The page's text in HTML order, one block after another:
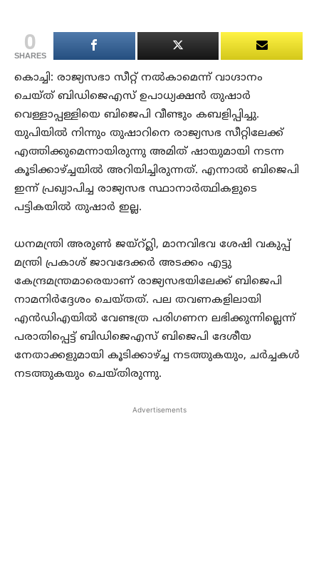
0
SHARES
കൊച്ചി: രാജ്യസഭാ സീറ്റ് നല്‍കാമെന്ന് വാഗ്ദാനം
ചെയ്ത് ബിഡിജെഎസ് ഉപാധ്യക്ഷന്‍ തുഷാര്‍
വെള്ളാപ്പള്ളിയെ ബിജെപി വീണ്ടും കബളിപ്പിച്ചു.
യുപിയില്‍ നിന്നും തുഷാറിനെ രാജ്യസഭ സീറ്റിലേക്ക്
എത്തിക്കുമെന്നായിരുന്നു അമിത് ഷായുമായി നടന്ന
കൂടിക്കാഴ്ച്ചയില്‍ അറിയിച്ചിരുന്നത്. എന്നാല്‍ ബിജെപി
ഇന്ന് പ്രഖ്യാപിച്ച രാജ്യസഭ സ്ഥാനാര്‍ത്ഥികളുടെ
പട്ടികയില്‍ തുഷാര്‍ ഇല്ല.
ധനമന്ത്രി അരുണ്‍ ജയ്റ്റ്ലി, മാനവിഭവ ശേഷി വകുപ്പ്
മന്ത്രി പ്രകാശ് ജാവദേക്കര്‍ അടക്കം എട്ടു
കേന്ദ്രമന്ത്രമാരെയാണ് രാജ്യസഭയിലേക്ക് ബിജെപി
നാമനിര്‍ദ്ദേശം ചെയ്തത്. പല തവണകളിലായി
എന്‍ഡിഎയില്‍ വേണ്ടത്ര പരിഗണന ലഭിക്കുന്നില്ലെന്ന്
പരാതിപ്പെട്ട് ബിഡിജെഎസ് ബിജെപി ദേശീയ
നേതാക്കളുമായി കൂടിക്കാഴ്ച്ച നടത്തുകയും, ചര്‍ച്ചകള്‍
നടത്തുകയും ചെയ്തിരുന്നു.
Advertisements